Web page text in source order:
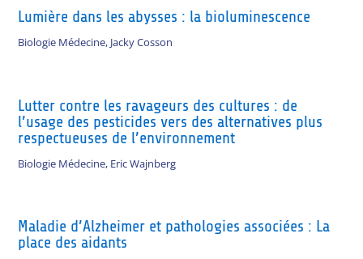
Lumière dans les abysses : la bioluminescence
Biologie Médecine, Jacky Cosson
Lutter contre les ravageurs des cultures : de
l’usage des pesticides vers des alternatives plus
respectueuses de l’environnement
Biologie Médecine, Eric Wajnberg
Maladie d’Alzheimer et pathologies associées : La
place des aidants